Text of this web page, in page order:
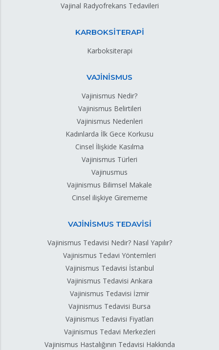
Vajinal Radyofrekans Tedavileri
KARBOKSİTERAPİ
Karboksiterapi
VAJİNİSMUS
Vajinismus Nedir?
Vajinismus Belirtileri
Vajinismus Nedenleri
Kadınlarda İlk Gece Korkusu
Cinsel İlişkide Kasılma
Vajinismus Türleri
Vajinusmus
Vajinismus Bilimsel Makale
Cinsel ilişkiye Girememe
VAJİNİSMUS TEDAVİSİ
Vajinismus Tedavisi Nedir? Nasıl Yapılır?
Vajinismus Tedavi Yöntemleri
Vajinismus Tedavisi İstanbul
Vajinismus Tedavisi Ankara
Vajinismus Tedavisi İzmir
Vajinismus Tedavisi Bursa
Vajinismus Tedavisi Fiyatları
Vajinismus Tedavi Merkezleri
Vajinismus Hastalığının Tedavisi Hakkında